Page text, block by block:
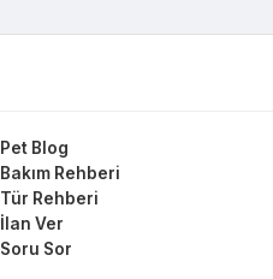
Pet Blog
Bakım Rehberi
Tür Rehberi
İlan Ver
Soru Sor